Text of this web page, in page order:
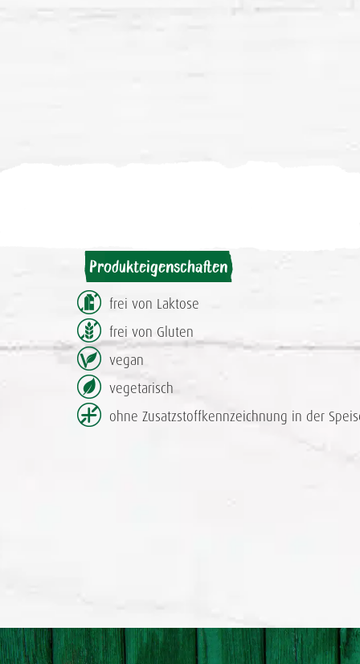
Produkteigenschaften
frei von Laktose
frei von Gluten
vegan
vegetarisch
ohne Zusatzstoff­kennzeichnung in der